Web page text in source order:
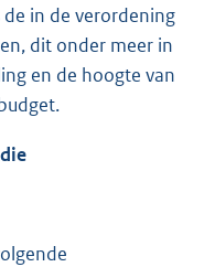
de in de verordening
dit onder meer in
en de hoogte van